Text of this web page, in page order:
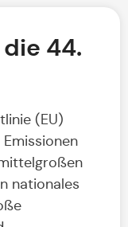
44.
(EU)
Emissionen
nationales